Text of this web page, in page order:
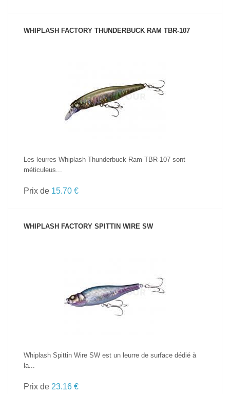
WHIPLASH FACTORY THUNDERBUCK RAM TBR-107
VOIR LE PRODUIT
Les leurres Whiplash Thunderbuck Ram TBR-107 sont
méticuleus...
Prix de 15.70 €
WHIPLASH FACTORY SPITTIN WIRE SW
Whiplash Spittin Wire SW est un leurre de surface dédié à
la...
Prix de 23.16 €